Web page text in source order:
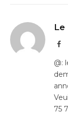
Le
@:
75